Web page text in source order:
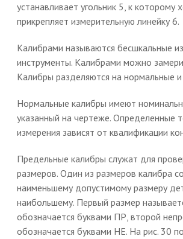
устанавливает угольник 5, к которому
прикрепляет измерительную линейку 6.
Калибрами называются бесшкальные
инструменты. Калибрами можно
Калибры разделяются на нормальные
Нормальные калибры имеют
указанный на чертеже. Определенные
измерения зависят от квалификации
Предельные калибры служат для
размеров. Один из размеров калибра
наименьшему допустимому размеру
наибольшему. Первый размер
обозначается буквами ПР, второй
обозначается буквами НЕ. На рис. 30